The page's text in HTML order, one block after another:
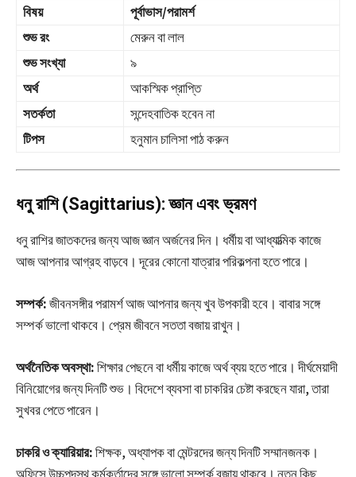
বিষয়
পূর্বাভাস/পরামর্শ
শুভ রং
মেরুন বা লাল
শুভ সংখ্যা
৯
অর্থ
আকস্মিক প্রাপ্তি
সতর্কতা
সন্দেহবাতিক হবেন না
টিপস
হনুমান চালিসা পাঠ করুন
ধনু রাশি (Sagittarius): জ্ঞান এবং ভ্রমণ
ধনু রাশির জাতকদের জন্য আজ জ্ঞান অর্জনের দিন। ধর্মীয় বা আধ্যাত্মিক কাজে
আজ আপনার আগ্রহ বাড়বে। দূরের কোনো যাত্রার পরিকল্পনা হতে পারে।
সম্পর্ক:জীবনসঙ্গীর পরামর্শ আজ আপনার জন্য খুব উপকারী হবে। বাবার সঙ্গে
সম্পর্ক ভালো থাকবে। প্রেম জীবনে সততা বজায় রাখুন।
অর্থনৈতিক অবস্থা:শিক্ষার পেছনে বা ধর্মীয় কাজে অর্থ ব্যয় হতে পারে। দীর্ঘমেয়াদী
বিনিয়োগের জন্য দিনটি শুভ। বিদেশে ব্যবসা বা চাকরির চেষ্টা করছেন যারা, তারা
সুখবর পেতে পারেন।
চাকরি ও ক্যারিয়ার:শিক্ষক, অধ্যাপক বা মেন্টরদের জন্য দিনটি সম্মানজনক।